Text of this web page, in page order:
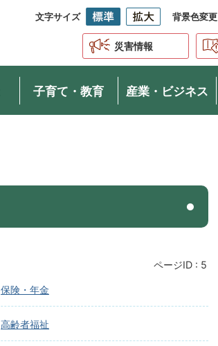
文字サイズ 背景色変更
災害情報
子育て・教育 産業・ビジネス
ページID : 5
保険・年金
高齢者福祉